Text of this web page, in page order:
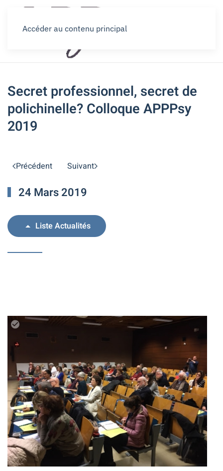
Accéder au contenu principal
Secret professionnel, secret de
polichinelle? Colloque APPPsy
2019
Précédent Suivant
24 Mars 2019
Liste Actualités